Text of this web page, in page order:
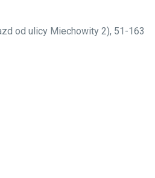
od ulicy Miechowity 2), 51-163